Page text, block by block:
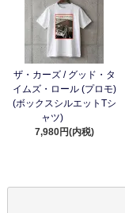
ザ・カーズ / グッド・タ
イムズ・ロール (プロモ)
(ボックスシルエットTシ
ャツ)
7,980円(内税)